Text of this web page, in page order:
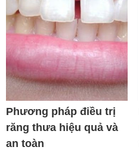
Phương pháp điều trị
răng thưa hiệu quả và
an toàn